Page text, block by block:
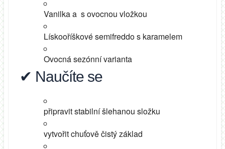
Vanilka a s ovocnou vložkou
Lískooříškové semifreddo s karamelem
Ovocná sezónní varianta
✔ Naučíte se
připravit stabilní šlehanou složku
vytvořit chuťově čistý základ